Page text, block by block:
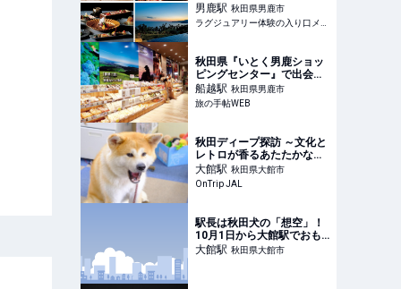
oga—」｜男鹿半島の豊か
な大自然を五感で楽しむ、
極上のリトリート
男鹿駅 秋田県男鹿市
ラグジュアリー体験の入り口メディア
秋田県『いとく男鹿ショッ
ピングセンター』で出会う
「なまはげ」だらけの地元
食！｜旅の手帖WEB
船越駅 秋田県男鹿市
旅の手帖WEB
秋田ディープ探訪 ～文化と
レトロが香るあたたかな
町・大館 - OnTrip JAL
大館駅 秋田県大館市
OnTrip JAL
駅長は秋田犬の「想空」！
10月1日から大館駅でおも
てなし活動 | レイルラボ ニ
大館駅 秋田県大館市